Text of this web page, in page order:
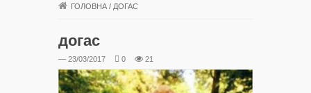
ГОЛОВНА / ДОГАС
догас
— 23/03/2017 0 21